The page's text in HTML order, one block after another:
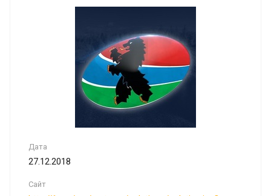
Дата
27.12.2018
Сайт